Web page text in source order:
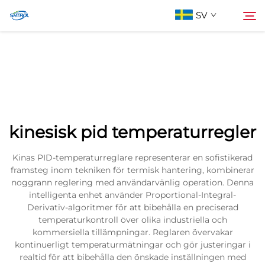
SV
kinesisk pid temperaturregler
Kinas PID-temperaturreglare representerar en sofistikerad
framsteg inom tekniken för termisk hantering, kombinerar
noggrann reglering med användarvänlig operation. Denna
intelligenta enhet använder Proportional-Integral-
Derivativ-algoritmer för att bibehålla en preciserad
temperaturkontroll över olika industriella och
kommersiella tillämpningar. Reglaren övervakar
kontinuerligt temperaturmätningar och gör justeringar i
realtid för att bibehålla den önskade inställningen med